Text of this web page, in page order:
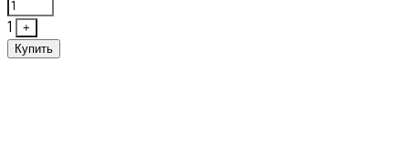
1
+
Купить